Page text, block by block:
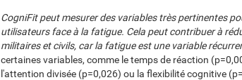
CogniFit peut mesurer des variables très pertinentes
utilisateurs face à la fatigue. Cela peut contribuer à
militaires et civils, car la fatigue est une variable
certaines variables, comme le temps de réaction
l'attention divisée (p=0,026) ou la flexibilité cognitive